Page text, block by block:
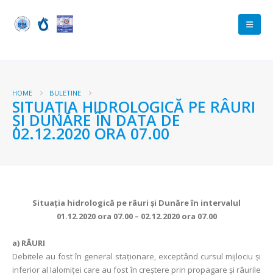
HOME BULETINE
SITUAŢIA HIDROLOGICĂ PE RÂURI
ŞI DUNĂRE ÎN DATA DE
02.12.2020 ORA 07.00
Situaţia hidrologică pe râuri şi Dunăre în intervalul
01.12.2020 ora 07.00 – 02.12.2020 ora 07.00
a) RÂURI
Debitele au fost în general staţionare, exceptând cursul mijlociu şi
inferior al Ialomiţei care au fost în creştere prin propagare şi râurile